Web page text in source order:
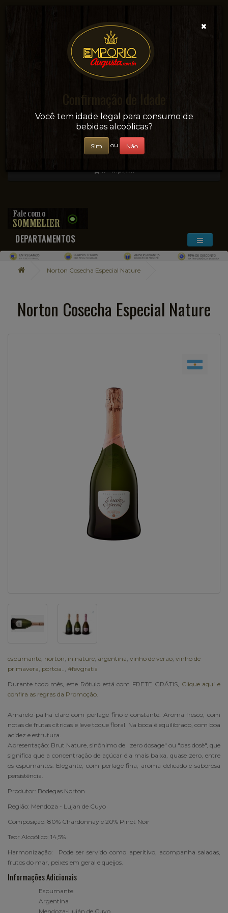
Sua conveniência e adega on-line!
0 - R$0,00
DEPARTAMENTOS
Norton Cosecha Especial Nature
Norton Cosecha Especial Nature
espumante norton in nature argentina vinho de verao vinho de
primavera portoa..
#fevgratis
Durante todo mês, este Rótulo está com FRETE GRÁTIS, Clique aqui e
confira as regras da Promoção.
Amarelo-palha claro com perlage fino e constante. Aroma fresco, com
notas de frutas cítricas e leve toque floral. Na boca é equilibrado, com boa
acidez e estrutura.
Apresentação: Brut Nature, sinônimo de "zero dosage" ou "pas dosè", que
significa que a concentração de açúcar é a mais baixa, quase zero, entre
os espumantes. Elegante, com perlage fina, aroma delicado e saborosa
persistência.
Produtor: Bodegas Norton
Região: Mendoza - Lujan de Cuyo
Composição: 80% Chardonnay e 20% Pinot Noir
Teor Alcoólico: 14,5%
Harmonização: Pode ser servido como aperitivo, acompanha saladas,
frutos do mar, peixes em geral e queijos.
Informações Adicionais
Espumante
Argentina
Mendoza-Luján de Cuyo
×
Confirmação de Idade
Você tem idade legal para consumo de
bebidas alcoólicas?
Sim ou Não